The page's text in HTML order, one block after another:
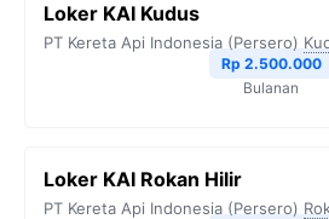
Loker KAI Kudus
PT Kereta Api Indonesia (Persero)
Rp 2.500.000
Bulanan
Loker KAI Rokan Hilir
PT Kereta Api Indonesia (Persero)